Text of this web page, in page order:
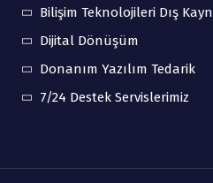
Bilişim Teknolojileri Dış
Dijital Dönüşüm
Donanım Yazılım Tedarik
7/24 Destek Servislerimiz